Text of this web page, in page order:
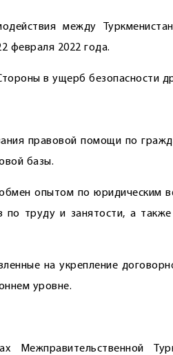
между
февраля 2022 года.
в ущерб безопасности
правовой помощи по
базы.
опытом по юридическим
по труду и занятости, а
на укрепление
уровне.